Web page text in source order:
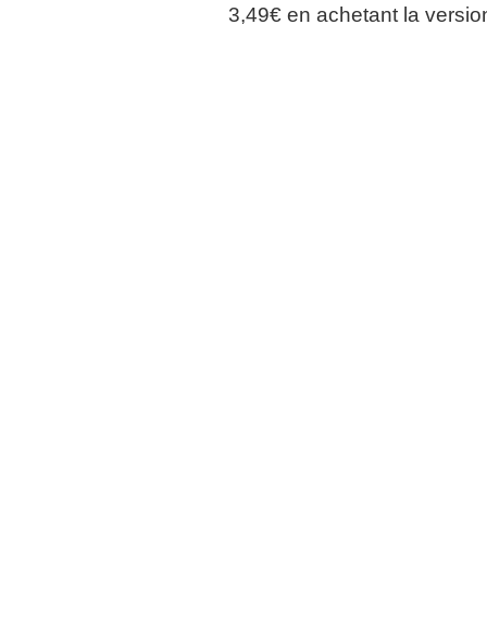
3,49€ en achetant la